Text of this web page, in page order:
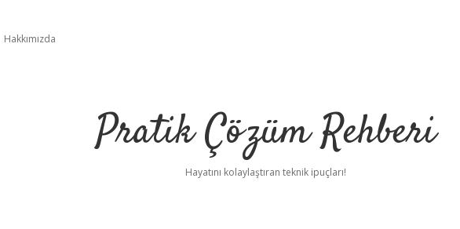
Hakkımızda
Pratik Çözüm Rehberi
Hayatını kolaylaştıran teknik ipuçları!